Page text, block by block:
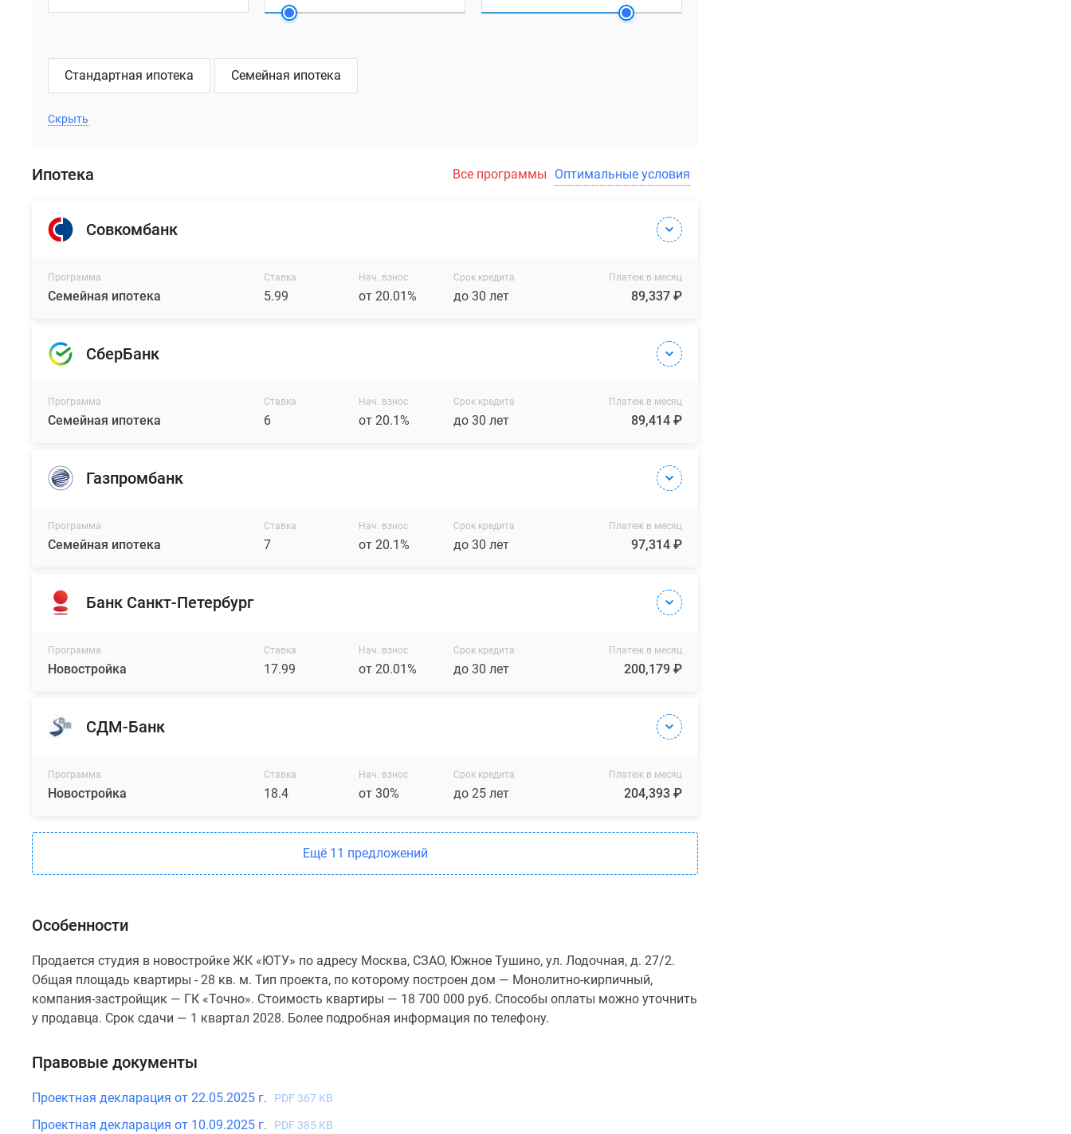
Стандартная ипотека Семейная ипотека
Скрыть
Ипотека Все программы Оптимальные условия
Совкомбанк
Программа
Семейная ипотека
Ставка
5.99
Нач. взнос
от 20.01%
Срок кредита
до 30 лет
Платеж в месяц
89,337 ₽
СберБанк
Программа
Семейная ипотека
Ставка
6
Нач. взнос
от 20.1%
Срок кредита
до 30 лет
Платеж в месяц
89,414 ₽
Газпромбанк
Программа
Семейная ипотека
Ставка
7
Нач. взнос
от 20.1%
Срок кредита
до 30 лет
Платеж в месяц
97,314 ₽
Банк Санкт-Петербург
Программа
Новостройка
Ставка
17.99
Нач. взнос
от 20.01%
Срок кредита
до 30 лет
Платеж в месяц
200,179 ₽
СДМ-Банк
Программа
Новостройка
Ставка
18.4
Нач. взнос
от 30%
Срок кредита
до 25 лет
Платеж в месяц
204,393 ₽
Ещё 11 предложений
Особенности
Продается студия в новостройке ЖК «ЮТУ» по адресу Москва, СЗАО, Южное Тушино, ул. Лодочная, д. 27/2.
Общая площадь квартиры - 28 кв. м. Тип проекта, по которому построен дом — Монолитно-кирпичный,
компания-застройщик — ГК «Точно». Стоимость квартиры — 18 700 000 руб. Способы оплаты можно уточнить
у продавца. Срок сдачи — 1 квартал 2028. Более подробная информация по телефону.
Правовые документы
Проектная декларация от 22.05.2025 г. PDF 367 KB
Проектная декларация от 10.09.2025 г. PDF 385 KB